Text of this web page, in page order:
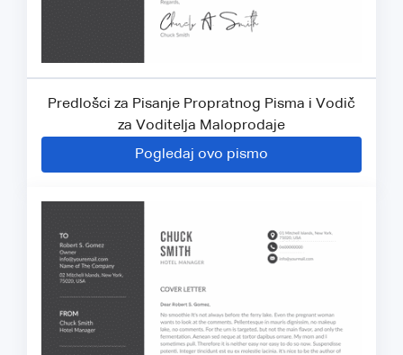
Predlošci za Pisanje Propratnog Pisma i Vodič
za Voditelja Maloprodaje
Pogledaj ovo pismo